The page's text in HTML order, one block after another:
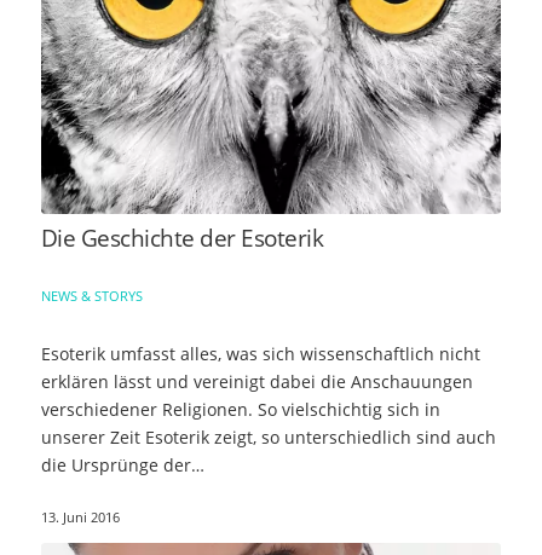
Die Geschichte der Esoterik
NEWS & STORYS
Esoterik umfasst alles, was sich wissenschaftlich nicht
erklären lässt und vereinigt dabei die Anschauungen
verschiedener Religionen. So vielschichtig sich in
unserer Zeit Esoterik zeigt, so unterschiedlich sind auch
die Ursprünge der…
13. Juni 2016